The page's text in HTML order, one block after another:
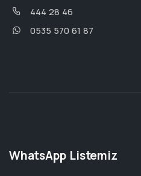
444 28 46
0535 570 61 87
WhatsApp Listemiz